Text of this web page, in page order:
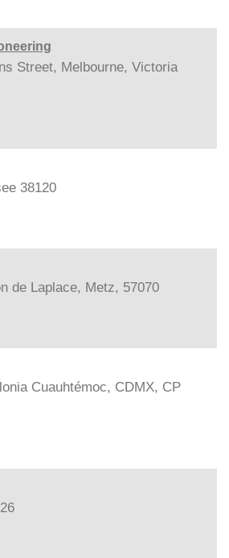
Street, Melbourne, Victoria
38120
de Laplace, Metz, 57070
Cuauhtémoc, CDMX, CP